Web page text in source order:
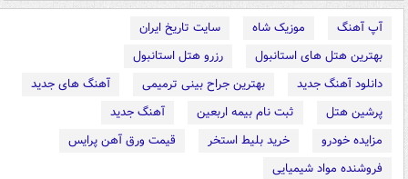
آپ آهنگ موزیک شاه
سایت تاریخ ایران
بهترین هتل های استانبول
رزرو هتل استانبول
دانلود آهنگ جدید
بهترین جراح بینی ترمیمی
آهنگ های جدید
پرشین هتل
ثبت نام بیمه اربعین
آهنگ جدید
مزایده خودرو
خرید بلیط استخر
قیمت ورق آهن پرایس
فروشنده مواد شیمیایی